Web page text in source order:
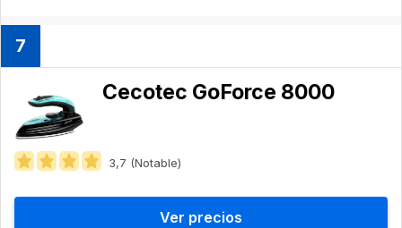
7
Cecotec GoForce 8000
3,7 (Notable)
Ver precios